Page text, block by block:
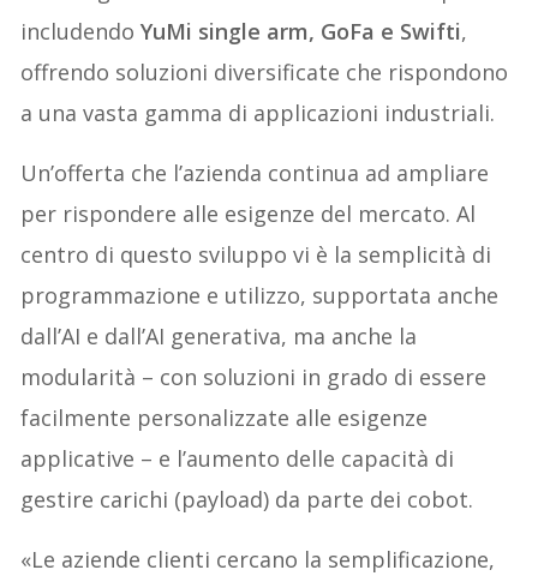
includendoYuMi single arm, GoFa e Swifti,
offrendo soluzioni diversificate che rispondono
a una vasta gamma di applicazioni industriali.
Un’offerta che l’azienda continua ad ampliare
per rispondere alle esigenze del mercato. Al
centro di questo sviluppo vi è la semplicità di
programmazione e utilizzo, supportata anche
dall’AI e dall’AI generativa, ma anche la
modularità – con soluzioni in grado di essere
facilmente personalizzate alle esigenze
applicative – e l’aumento delle capacità di
gestire carichi (payload) da parte dei cobot.
«Le aziende clienti cercano la semplificazione,